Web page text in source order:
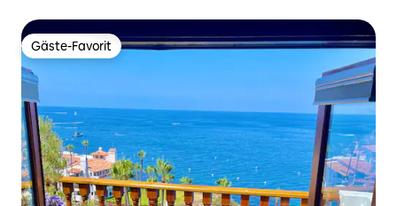
Gäste-Favorit
Gäste-Favorit